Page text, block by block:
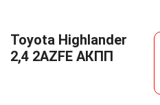
Toyota Highlander
2,4 2AZFE АКПП